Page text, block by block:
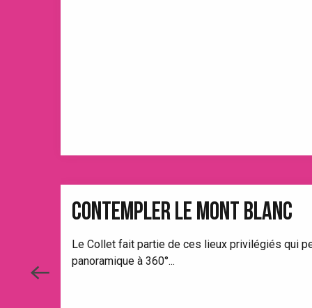
CONTEMPLER LE MONT BLANC
Le Collet fait partie de ces lieux privilégiés qui
panoramique à 360°...